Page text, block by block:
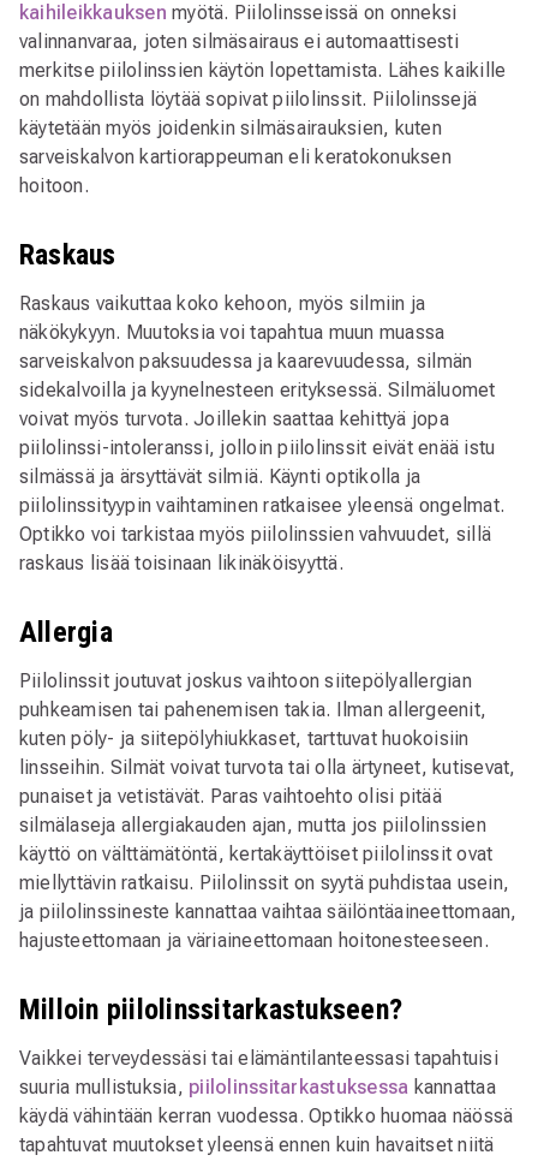
kaihileikkauksen myötä. Piilolinsseissä on onneksi
valinnanvaraa, joten silmäsairaus ei automaattisesti
merkitse piilolinssien käytön lopettamista. Lähes kaikille
on mahdollista löytää sopivat piilolinssit. Piilolinssejä
käytetään myös joidenkin silmäsairauksien, kuten
sarveiskalvon kartiorappeuman eli keratokonuksen
hoitoon.
Raskaus
Raskaus vaikuttaa koko kehoon, myös silmiin ja
näkökykyyn. Muutoksia voi tapahtua muun muassa
sarveiskalvon paksuudessa ja kaarevuudessa, silmän
sidekalvoilla ja kyynelnesteen erityksessä. Silmäluomet
voivat myös turvota. Joillekin saattaa kehittyä jopa
piilolinssi-intoleranssi, jolloin piilolinssit eivät enää istu
silmässä ja ärsyttävät silmiä. Käynti optikolla ja
piilolinssityypin vaihtaminen ratkaisee yleensä ongelmat.
Optikko voi tarkistaa myös piilolinssien vahvuudet, sillä
raskaus lisää toisinaan likinäköisyyttä.
Allergia
Piilolinssit joutuvat joskus vaihtoon siitepölyallergian
puhkeamisen tai pahenemisen takia. Ilman allergeenit,
kuten pöly- ja siitepölyhiukkaset, tarttuvat huokoisiin
linsseihin. Silmät voivat turvota tai olla ärtyneet, kutisevat,
punaiset ja vetistävät. Paras vaihtoehto olisi pitää
silmälaseja allergiakauden ajan, mutta jos piilolinssien
käyttö on välttämätöntä, kertakäyttöiset piilolinssit ovat
miellyttävin ratkaisu. Piilolinssit on syytä puhdistaa usein,
ja piilolinssineste kannattaa vaihtaa säilöntäaineettomaan,
hajusteettomaan ja väriaineettomaan hoitonesteeseen.
Milloin piilolinssitarkastukseen?
Vaikkei terveydessäsi tai elämäntilanteessasi tapahtuisi
suuria mullistuksia, piilolinssitarkastuksessa kannattaa
käydä vähintään kerran vuodessa. Optikko huomaa näössä
tapahtuvat muutokset yleensä ennen kuin havaitset niitä